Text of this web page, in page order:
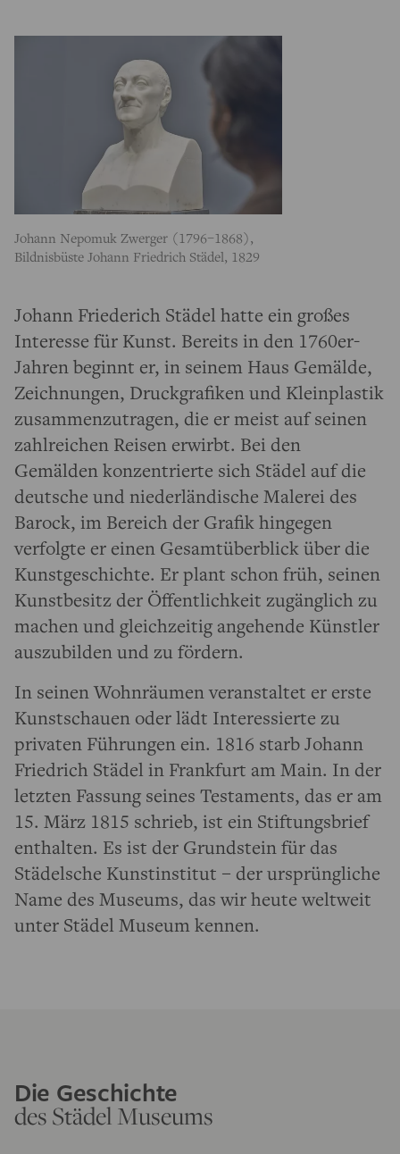
Johann Nepomuk Zwerger (1796–1868),
Bildnisbüste Johann Friedrich Städel, 1829
Johann Friederich Städel hatte ein großes
Interesse für Kunst. Bereits in den 1760er-
Jahren beginnt er, in seinem Haus Gemälde,
Zeichnungen, Druckgrafiken und Kleinplastik
zusammenzutragen, die er meist auf seinen
zahlreichen Reisen erwirbt. Bei den
Gemälden konzentrierte sich Städel auf die
deutsche und niederländische Malerei des
Barock, im Bereich der Grafik hingegen
verfolgte er einen Gesamtüberblick über die
Kunstgeschichte. Er plant schon früh, seinen
Kunstbesitz der Öffentlichkeit zugänglich zu
machen und gleichzeitig angehende Künstler
auszubilden und zu fördern.
In seinen Wohnräumen veranstaltet er erste
Kunstschauen oder lädt Interessierte zu
privaten Führungen ein. 1816 starb Johann
Friedrich Städel in Frankfurt am Main. In der
letzten Fassung seines Testaments, das er am
15. März 1815 schrieb, ist ein Stiftungsbrief
enthalten. Es ist der Grundstein für das
Städelsche Kunstinstitut – der ursprüngliche
Name des Museums, das wir heute weltweit
unter Städel Museum kennen.
Die Geschichte
des Städel Museums